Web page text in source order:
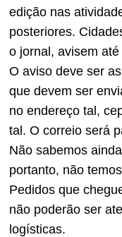
edição nas
posteriores.
o jornal, avisem
O aviso deve ser
que devem ser
no endereço tal,
tal. O correio será
Não sabemos
portanto, não
Pedidos que
não poderão ser
logísticas.